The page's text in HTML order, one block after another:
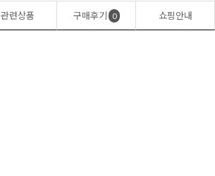
관련상품 구매후기 0 쇼핑안내